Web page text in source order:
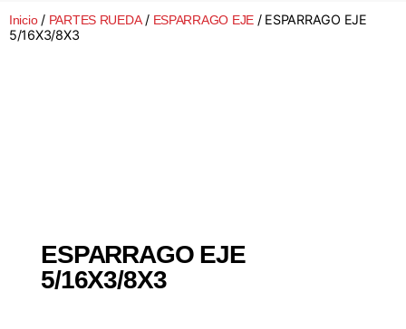
Inicio/ PARTES RUEDA/ ESPARRAGO EJE / ESPARRAGO EJE
5/16X3/8X3
ESPARRAGO EJE
5/16X3/8X3